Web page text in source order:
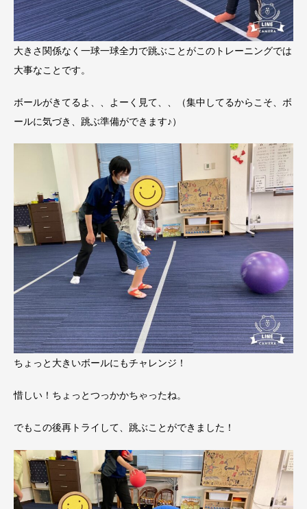
大きさ関係なく一球一球全力で跳ぶことがこのトレーニングでは
大事なことです。
ボールがきてるよ、、よーく見て、、（集中してるからこそ、ボ
ールに気づき、跳ぶ準備ができます♪）
ちょっと大きいボールにもチャレンジ！
惜しい！ちょっとつっかかちゃったね。
でもこの後再トライして、跳ぶことができました！